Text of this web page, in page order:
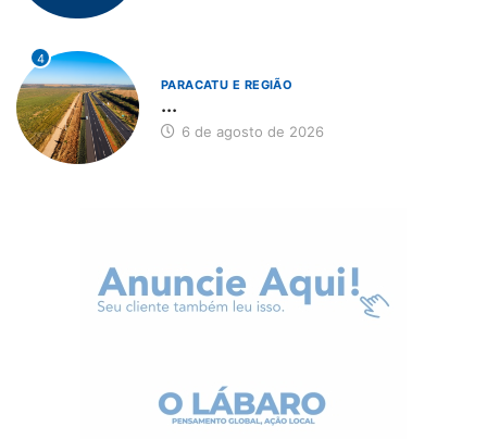
4
PARACATU E REGIÃO
...
6 de agosto de 2026